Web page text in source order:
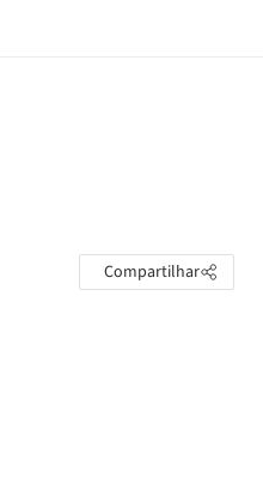
Compartilhar